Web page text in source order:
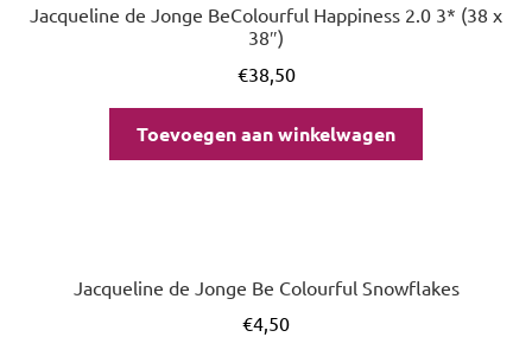
Jacqueline de Jonge BeColourful Happiness 2.0 3* (38 x
38″)
€38,50
Toevoegen aan winkelwagen
Jacqueline de Jonge Be Colourful Snowflakes
€4,50